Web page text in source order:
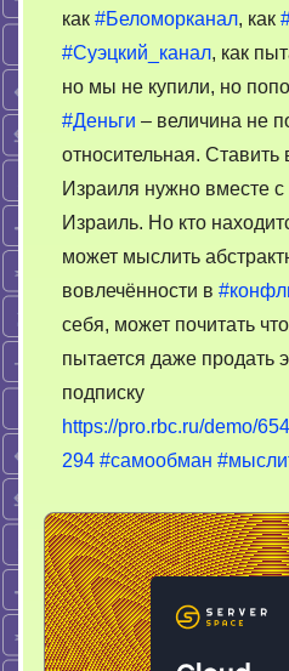
как #Беломорканал, как
#Суэцкий_канал, как
но мы не купили, но
#Деньги – величина не
относительная.
Израиля нужно вместе
Израиль. Но кто
может мыслить
вовлечённости в
себя, может почитать
пытается даже продать
подписку
https://pro.rbc.ru/demo/
294 #самообман